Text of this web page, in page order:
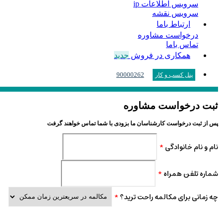
سرویس اطلاعات ip
سرویس نقشه
ارتباط باما
درخواست مشاوره
تماس باما
همکاری در فروش جدید
پنل کسب و کار 90000262
ثبت درخواست مشاوره
پس از ثبت درخواست کارشناسان ما بزودی با شما تماس خواهند گرفت
نام و نام خانوادگی *
شماره تلفن همراه *
چه زمانی برای مکالمه راحت ترید؟ *